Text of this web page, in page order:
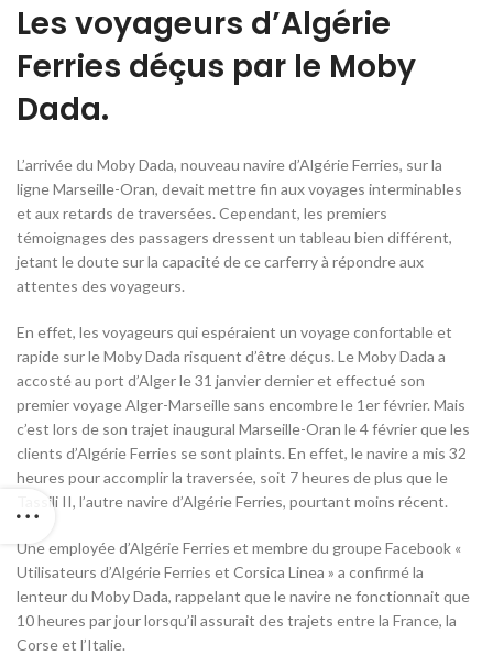
Les voyageurs d’Algérie
Ferries déçus par le Moby
Dada.
L’arrivée du Moby Dada, nouveau navire d’Algérie Ferries, sur la
ligne Marseille-Oran, devait mettre fin aux voyages interminables
et aux retards de traversées. Cependant, les premiers
témoignages des passagers dressent un tableau bien différent,
jetant le doute sur la capacité de ce carferry à répondre aux
attentes des voyageurs.
En effet, les voyageurs qui espéraient un voyage confortable et
rapide sur le Moby Dada risquent d’être déçus. Le Moby Dada a
accosté au port d’Alger le 31 janvier dernier et effectué son
premier voyage Alger-Marseille sans encombre le 1er février. Mais
c’est lors de son trajet inaugural Marseille-Oran le 4 février que les
clients d’Algérie Ferries se sont plaints. En effet, le navire a mis 32
heures pour accomplir la traversée, soit 7 heures de plus que le
Tassili II, l’autre navire d’Algérie Ferries, pourtant moins récent.
Une employée d’Algérie Ferries et membre du groupe Facebook «
Utilisateurs d’Algérie Ferries et Corsica Linea » a confirmé la
lenteur du Moby Dada, rappelant que le navire ne fonctionnait que
10 heures par jour lorsqu’il assurait des trajets entre la France, la
Corse et l’Italie.